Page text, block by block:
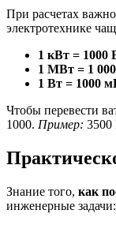
При расчетах
электротехнике
1 кВт = 1000
1 МВт = 1
1 Вт = 1000
Чтобы перевести
1000. Пример: 3500
Знание того, как
инженерные задачи: